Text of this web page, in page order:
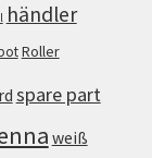
händler
Roller
spare part
weiß